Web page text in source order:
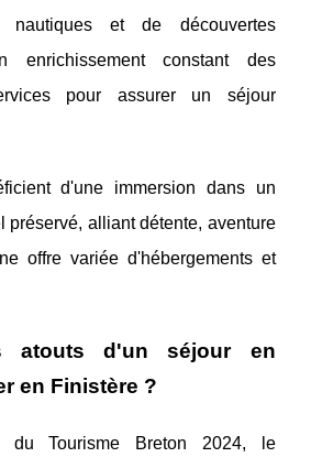
nautiques et de découvertes
enrichissement constant des
pour assurer un séjour
d'une immersion dans un
préservé, alliant détente, aventure
offre variée d'hébergements et
atouts d'un séjour en
en Finistère ?
du Tourisme Breton 2024, le